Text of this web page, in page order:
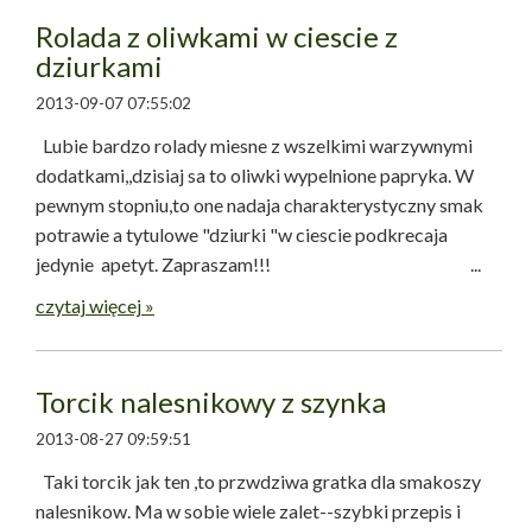
Rolada z oliwkami w ciescie z
dziurkami
2013-09-07 07:55:02
Lubie bardzo rolady miesne z wszelkimi warzywnymi
dodatkami,,dzisiaj sa to oliwki wypelnione papryka. W
pewnym stopniu,to one nadaja charakterystyczny smak
potrawie a tytulowe "dziurki "w ciescie podkrecaja
jedynie apetyt. Zapraszam!!! ...
czytaj więcej »
Torcik nalesnikowy z szynka
2013-08-27 09:59:51
Taki torcik jak ten ,to przwdziwa gratka dla smakoszy
nalesnikow. Ma w sobie wiele zalet--szybki przepis i